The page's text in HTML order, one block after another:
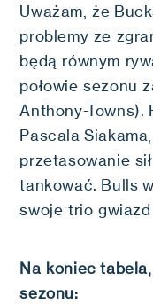
Uważam, że
problemy ze
będą równym
połowie sezonu
Anthony-Towns).
Pascala
przetasowanie
tankować. Bulls
swoje trio
Na koniec
sezonu: